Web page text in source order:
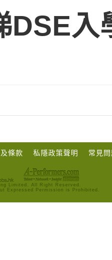
DSE入
條款 私隱政策聲明 常見
Limited. All Right Reserved.
Expressed Permission is Prohibited.